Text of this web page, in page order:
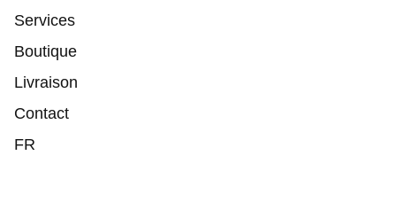
Services
Boutique
Livraison
Contact
FR